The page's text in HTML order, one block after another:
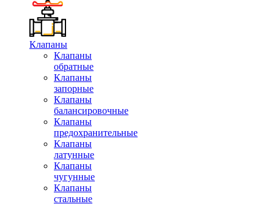
Клапаны
Клапаны
обратные
Клапаны
запорные
Клапаны
балансировочные
Клапаны
предохранительные
Клапаны
латунные
Клапаны
чугунные
Клапаны
стальные